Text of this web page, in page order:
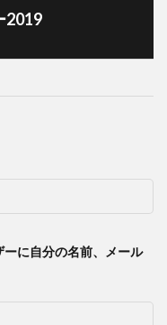
2019
に自分の名前、メール